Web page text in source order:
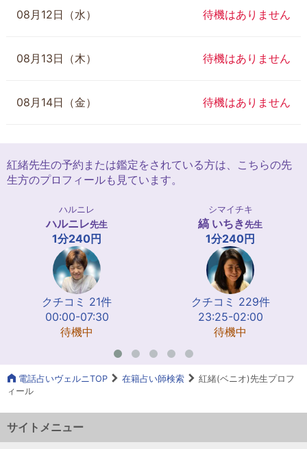
08月12日（水） 待機はありません
08月13日（木） 待機はありません
08月14日（金） 待機はありません
紅緒先生の予約または鑑定をされている方は、こちらの先
生方のプロフィールも見ています。
ハルニレ
ハルニレ先生
1分240円
クチコミ 21件
00:00-07:30
待機中
シマイチキ
縞 いちき先生
1分240円
クチコミ 229件
23:25-02:00
待機中
電話占いヴェルニTOP 在籍占い師検索
紅緒(ベニオ)先生プロフ
ィール
サイトメニュー